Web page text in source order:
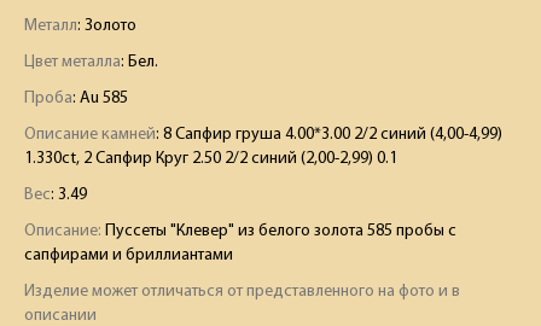
Металл: Золото
Цвет металла: Бел.
Проба: Au 585
Описание камней: 8 Сапфир груша 4.00*3.00 2/2 синий (4,00-4,99)
1.330ct, 2 Сапфир Круг 2.50 2/2 синий (2,00-2,99) 0.1
Вес: 3.49
Описание: Пуссеты "Клевер" из белого золота 585 пробы с
сапфирами и бриллиантами
Изделие может отличаться от представленного на фото и в
описании